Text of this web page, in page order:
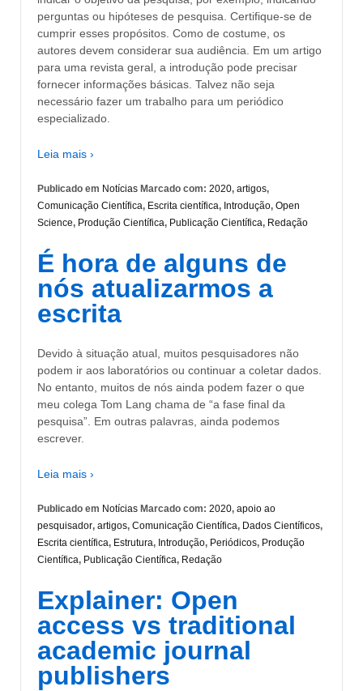
perguntas ou hipóteses de pesquisa. Certifique-se de
cumprir esses propósitos. Como de costume, os
autores devem considerar sua audiência. Em um artigo
para uma revista geral, a introdução pode precisar
fornecer informações básicas. Talvez não seja
necessário fazer um trabalho para um periódico
especializado.
Leia mais ›
Publicado em Notícias Marcado com: 2020, artigos,
Comunicação Científica, Escrita científica, Introdução, Open
Science, Produção Científica, Publicação Científica, Redação
É hora de alguns de
nós atualizarmos a
escrita
Devido à situação atual, muitos pesquisadores não
podem ir aos laboratórios ou continuar a coletar dados.
No entanto, muitos de nós ainda podem fazer o que
meu colega Tom Lang chama de “a fase final da
pesquisa”. Em outras palavras, ainda podemos
escrever.
Leia mais ›
Publicado em Notícias Marcado com: 2020, apoio ao
pesquisador, artigos, Comunicação Científica, Dados Científicos,
Escrita científica, Estrutura, Introdução, Periódicos, Produção
Científica, Publicação Científica, Redação
Explainer: Open
access vs traditional
academic journal
publishers